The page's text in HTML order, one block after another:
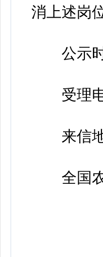
消上述岗
公示时
受理电
来信地
全国农